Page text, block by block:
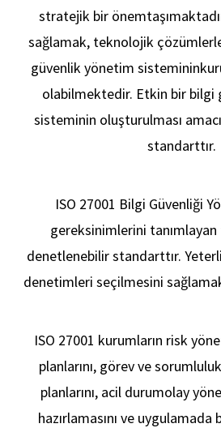
stratejik bir önem
sağlamak, teknolojik
güvenlik yönetim sisteminin
olabilmektedir. Etkin bir bilgi
sisteminin oluşturulması
standarttır.
ISO 27001 Bilgi Güvenliği
gereksinimlerini tanımlayan
denetlenebilir standarttır. Yeterli
denetimleri seçilmesini
ISO 27001 kurumların risk
planlarını, görev ve
planlarını, acil durumolay
hazırlamasını ve uygulamada